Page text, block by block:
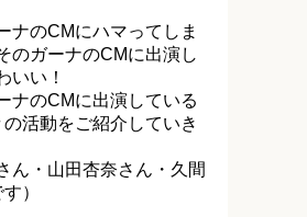
ナのCMにハマってしま
のガーナのCMに出演し
いい！
ナのCMに出演している
活動をご紹介していき
ん・山田杏奈さん・久間
）